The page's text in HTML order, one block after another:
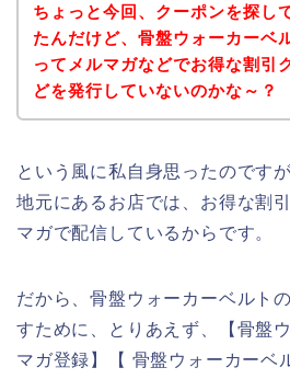
ちょっと今回、クーポンを探し
たんだけど、骨盤ウォーカーベ
ってメルマガなどでお得な割引
どを発行していないのかな～？
という風に私自身思ったのです
地元にあるお店では、お得な割
マガで配信しているからです。
だから、骨盤ウォーカーベルト
すために、とりあえず、【骨盤
マガ登録】【 骨盤ウォーカーベ